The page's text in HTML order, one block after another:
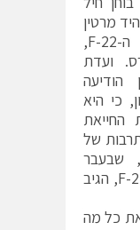
מרטין
את עלות חידוש הייצור של ה-F-22,
ועדת
הודיעה
כי היא
של
שבעבר
התנגד לחידוש ההצטיידות ב-F-22, הגיב
כל מה